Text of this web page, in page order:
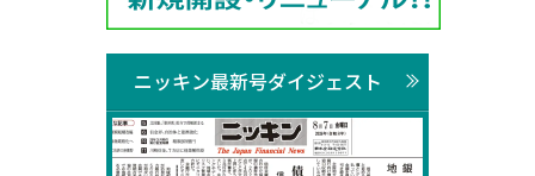
ニッキン最新号ダイジェスト